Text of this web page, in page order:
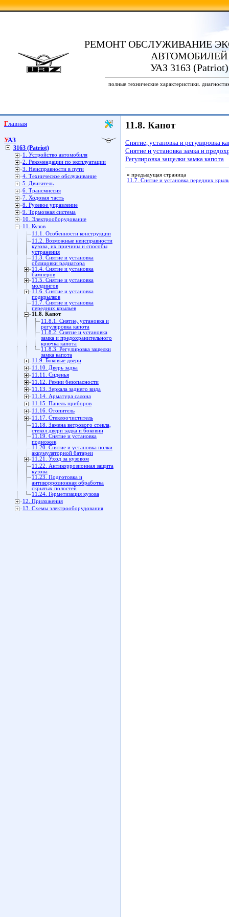
РЕМОНТ ОБСЛУЖИВАНИЕ
АВТОМОБИЛЕЙ
УАЗ 3163 (Patriot)
полные технические характеристики.
Главная
УАЗ
3163 (Patriot)
1. Устройство автомобиля
2. Рекомендации по эксплуатации
3. Неисправности в пути
4. Техническое обслуживание
5. Двигатель
6. Трансмиссия
7. Ходовая часть
8. Рулевое управление
9. Тормозная система
10. Электрооборудование
11. Кузов
11.1. Особенности конструкции
11.2. Возможные неисправности
кузова, их причины и способы
устранения
11.3. Снятие и установка
облицовки радиатора
11.4. Снятие и установка
бамперов
11.5. Снятие и установка
молдингов
11.6. Снятие и установка
подкрылков
11.7. Снятие и установка
передних крыльев
11.8. Капот
11.8.1. Снятие, установка и
регулировка капота
11.8.2. Снятие и установка
замка и предохранительного
крючка капота
11.8.3. Регулировка защелки
замка капота
11.9. Боковые двери
11.10. Дверь задка
11.11. Сиденья
11.12. Ремни безопасности
11.13. Зеркала заднего вида
11.14. Арматура салона
11.15. Панель приборов
11.16. Отопитель
11.17. Стеклоочиститель
11.18. Замена ветрового стекла,
стекол двери задка и боковин
11.19. Снятие и установка
подножек
11.20. Снятие и установка полки
аккумуляторной батареи
11.21. Уход за кузовом
11.22. Антикоррозионная защита
кузова
11.23. Подготовка и
антикоррозионная обработка
скрытых полостей
11.24. Герметизация кузова
12. Приложения
13. Схемы электрооборудования
11.8. Капот
Снятие, установка и регулировка
Снятие и установка замка и
Регулировка защелки замка капота
« предыдущая страница
11.7. Снятие и установка передних